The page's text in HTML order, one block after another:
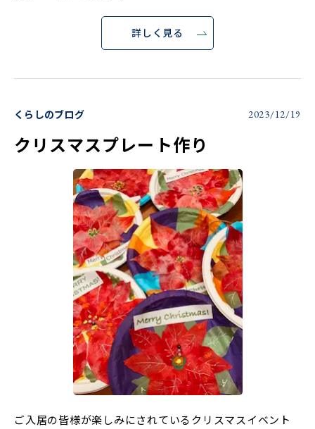
詳しく見る
くらしのブログ 2023/12/19
クリスマスプレート作り
ご入居の皆様が楽しみにされているクリスマスイベント